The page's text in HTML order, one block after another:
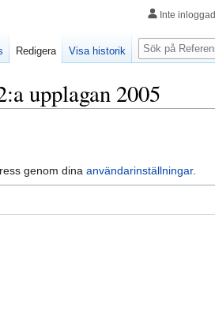
upplagan 2005
genom dina användarinställningar.
Inte inloggad
Redigera Visa historik
Sök